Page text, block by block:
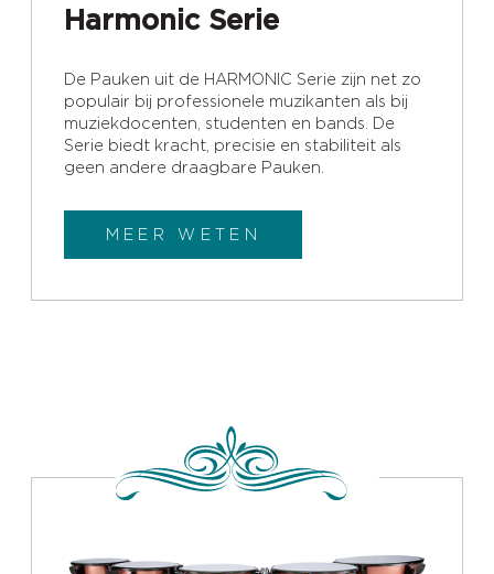
Harmonic Serie
De Pauken uit de HARMONIC Serie zijn net zo
populair bij professionele muzikanten als bij
muziekdocenten, studenten en bands. De
Serie biedt kracht, precisie en stabiliteit als
geen andere draagbare Pauken.
MEER WETEN